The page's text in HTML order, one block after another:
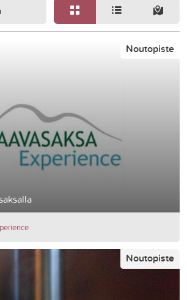
Noutopiste
Noutopiste